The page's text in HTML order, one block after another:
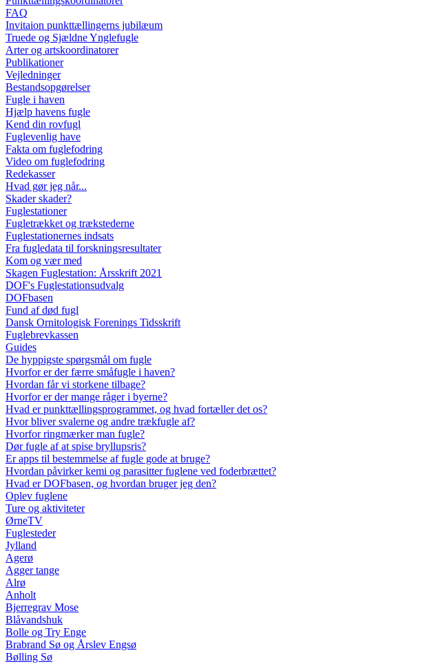
FAQ
Invitaion punkttællingerns jubilæum
Truede og Sjældne Ynglefugle
Arter og artskoordinatorer
Publikationer
Vejledninger
Bestandsopgørelser
Fugle i haven
Hjælp havens fugle
Kend din rovfugl
Fuglevenlig have
Fakta om fuglefodring
Video om fuglefodring
Redekasser
Hvad gør jeg når...
Skader skader?
Fuglestationer
Fugletrækket og trækstederne
Fuglestationernes indsats
Fra fugledata til forskningsresultater
Kom og vær med
Skagen Fuglestation: Årsskrift 2021
DOF's Fuglestationsudvalg
DOFbasen
Fund af død fugl
Dansk Ornitologisk Forenings Tidsskrift
Fuglebrevkassen
Guides
De hyppigste spørgsmål om fugle
Hvorfor er der færre småfugle i haven?
Hvordan får vi storkene tilbage?
Hvorfor er der mange råger i byerne?
Hvad er punkttællingsprogrammet, og hvad fortæller det os?
Hvor bliver svalerne og andre trækfugle af?
Hvorfor ringmærker man fugle?
Dør fugle af at spise bryllupsris?
Er apps til bestemmelse af fugle gode at bruge?
Hvordan påvirker kemi og parasitter fuglene ved foderbrættet?
Hvad er DOFbasen, og hvordan bruger jeg den?
Oplev fuglene
Ture og aktiviteter
ØrneTV
Fuglesteder
Jylland
Agerø
Agger tange
Alrø
Anholt
Bjerregrav Mose
Blåvandshuk
Bolle og Try Enge
Brabrand Sø og Årslev Engsø
Bølling Sø